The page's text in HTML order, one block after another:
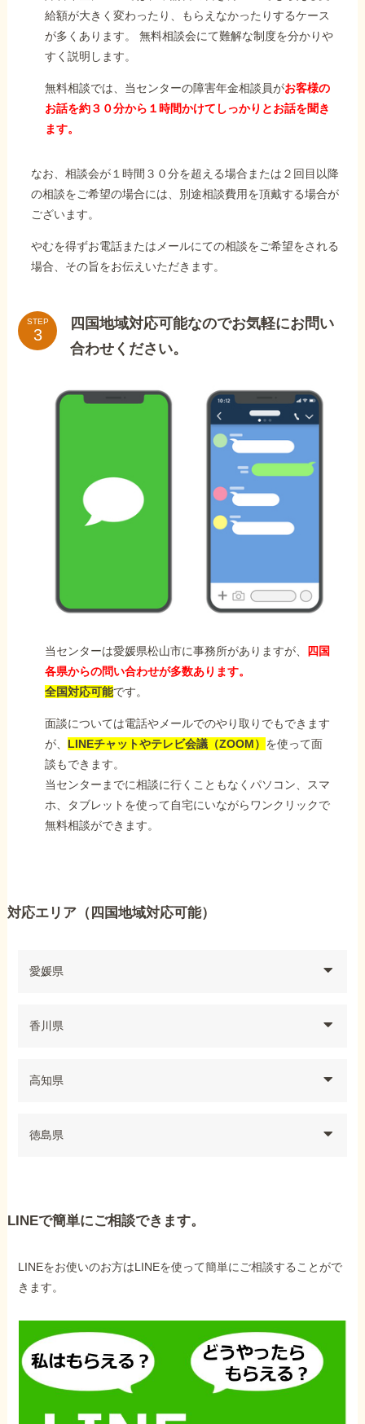
給額が大きく変わったり、もらえなかったりするケース
が多くあります。 無料相談会にて難解な制度を分かりや
すく説明します。
無料相談では、当センターの障害年金相談員がお客様の
お話を約３０分から１時間かけてしっかりとお話を聞き
ます。
なお、相談会が１時間３０分を超える場合または２回目以降
の相談をご希望の場合には、別途相談費用を頂戴する場合が
ございます。
やむを得ずお電話またはメールにての相談をご希望をされる
場合、その旨をお伝えいただきます。
STEP
四国地域対応可能なのでお気軽にお問い
合わせください。
当センターは愛媛県松山市に事務所がありますが、
四国
各県からの問い合わせが多数あります。
全国対応可能です。
面談については電話やメールでのやり取りでもできます
が、 LINEチャットやテレビ会議（ZOOM） を使って面
談もできます。
当センターまでに相談に行くこともなくパソコン、スマ
ホ、タブレットを使って自宅にいながらワンクリックで
無料相談ができます。
対応エリア（四国地域対応可能）
愛媛県
香川県
高知県
徳島県
LINEで簡単にご相談できます。
LINEをお使いのお方はLINEを使って簡単にご相談することがで
きます。